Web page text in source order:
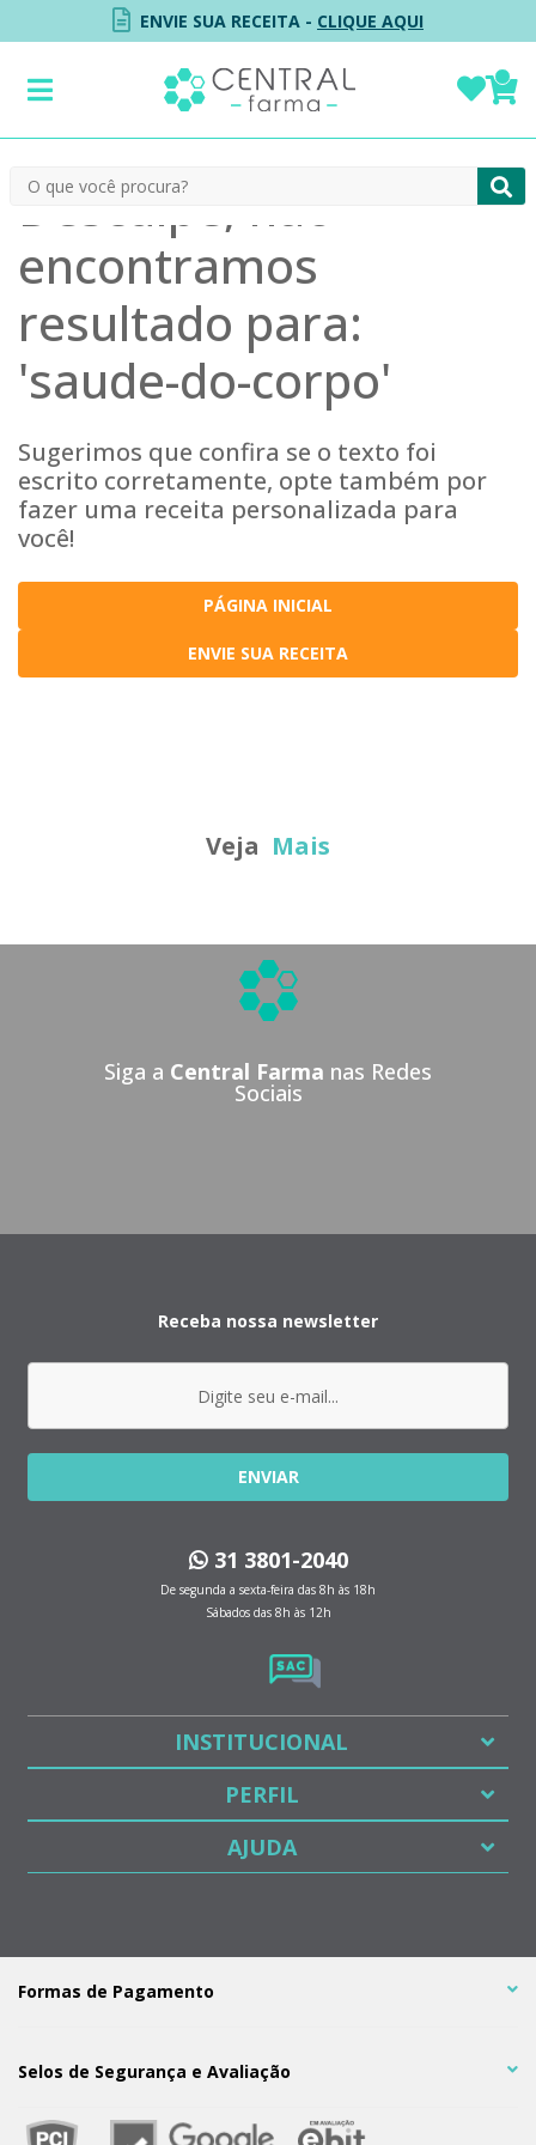
ENVIE SUA RECEITA - CLIQUE AQUI
Desculpe, não
encontramos
resultado para:
'saude-do-corpo'
Sugerimos que confira se o texto foi
escrito corretamente, opte também por
fazer uma receita personalizada para
você!
PÁGINA INICIAL
ENVIE SUA RECEITA
Veja Mais
Siga a Central Farma nas Redes
Sociais
Receba nossa newsletter
ENVIAR
31 3801-2040
De segunda a sexta-feira das 8h às 18h
Sábados das 8h às 12h
INSTITUCIONAL
PERFIL
AJUDA
Formas de Pagamento
Selos de Segurança e Avaliação